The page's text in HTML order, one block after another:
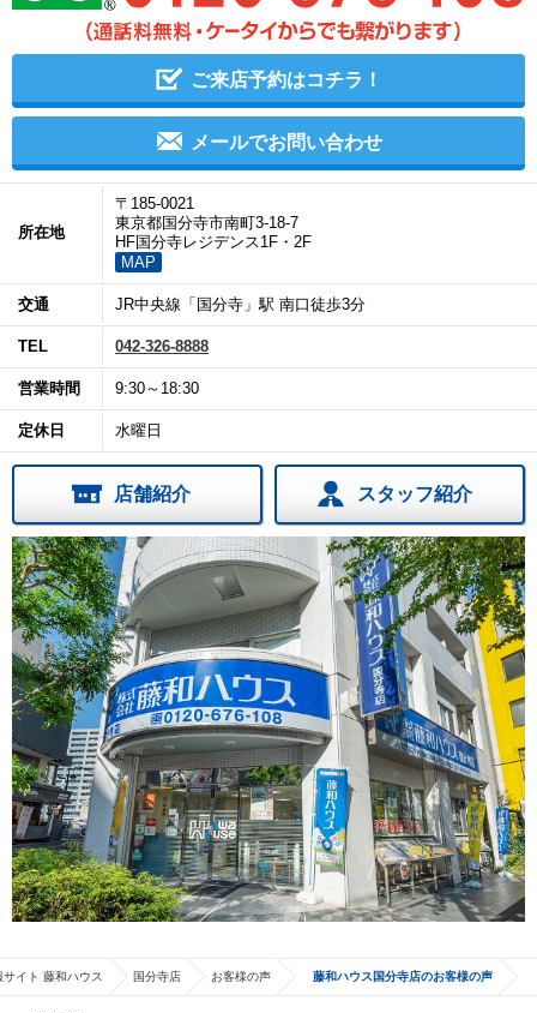
ご来店予約はコチラ！
メールでお問い合わせ
所在地
〒185-0021
東京都国分寺市南町3-18-7
HF国分寺レジデンス1F・2F
MAP
交通 JR中央線「国分寺」駅 南口徒歩3分
TEL 042-326-8888
営業時間 9:30～18:30
定休日 水曜日
店舗紹介 スタッフ紹介
イト 藤和ハウス 国分寺店 お客様の声 藤和ハウス国分寺店のお客様の声